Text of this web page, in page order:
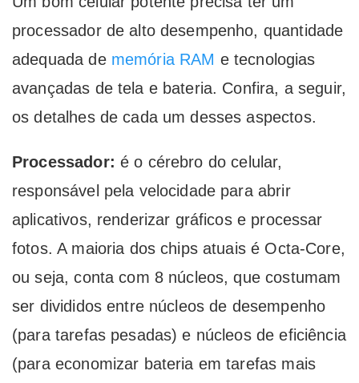
processador de alto desempenho, quantidade
adequada de memória RAM e tecnologias
avançadas de tela e bateria. Confira, a seguir,
os detalhes de cada um desses aspectos.
Processador: é o cérebro do celular,
responsável pela velocidade para abrir
aplicativos, renderizar gráficos e processar
fotos. A maioria dos chips atuais é Octa-Core,
ou seja, conta com 8 núcleos, que costumam
ser divididos entre núcleos de desempenho
(para tarefas pesadas) e núcleos de eficiência
(para economizar bateria em tarefas mais